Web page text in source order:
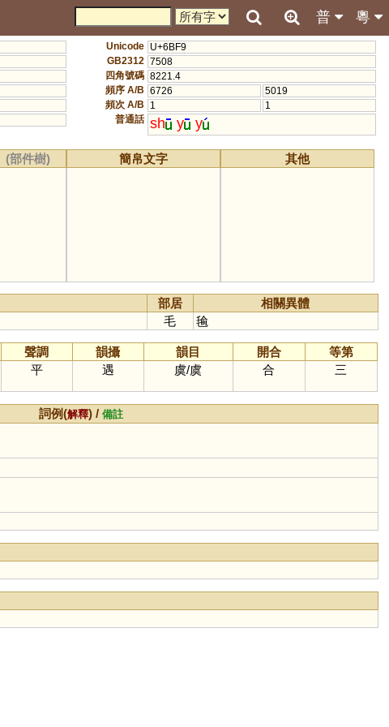
粵
普
Unicode U+6BF9
GB2312 7508
四角號碼 8221.4
頻序 A/B 6726
5019
頻次 A/B
1
1
普通話 sh y y
(部件樹) 簡帛文字 其他
部居
相關異體
毛 毺
聲調 韻攝 韻目 開合
等第
平 遇 虞/虞 合 三
詞例(解釋) /備註